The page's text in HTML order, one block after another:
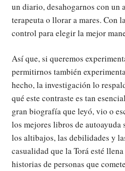
un diario, desahogarnos con un
terapeuta o llorar a mares. Con
control para elegir la mejor
Así que, si queremos
permitirnos también
hecho, la investigación lo
qué este contraste es tan
gran biografía que leyó, vio o
los mejores libros de
los altibajos, las debilidades y
casualidad que la Torá esté
historias de personas que